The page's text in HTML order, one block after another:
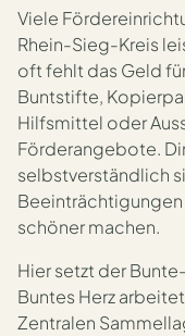
Viele
Rhein-Sieg-Kreis
oft fehlt das Geld
Buntstifte,
Hilfsmittel oder
Förderangebote.
selbstverständlich
schöner machen.
Hier setzt der
Buntes Herz
Zentralen